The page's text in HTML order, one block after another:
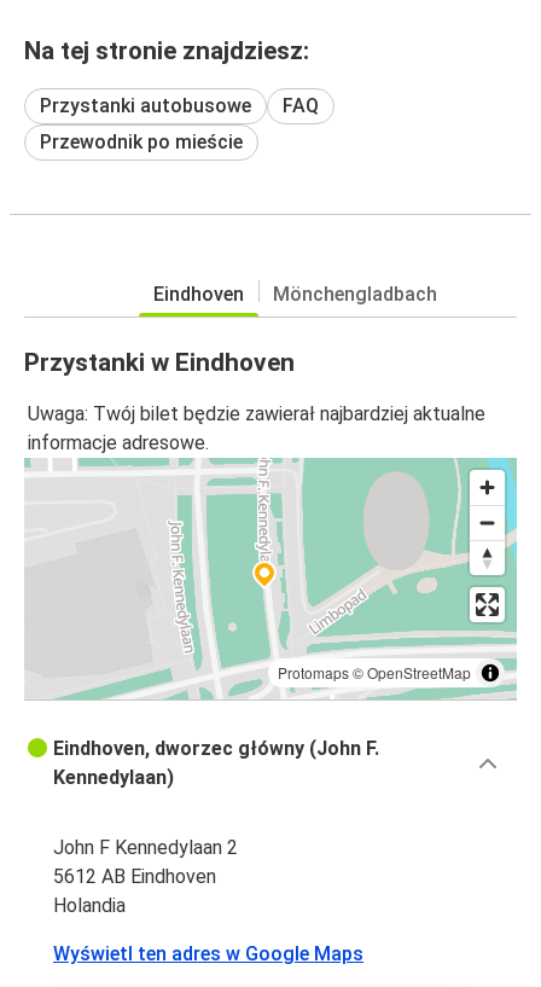
Na tej stronie znajdziesz:
Przystanki autobusowe
FAQ
Przewodnik po mieście
Eindhoven Mönchengladbach
Przystanki w Eindhoven
Uwaga: Twój bilet będzie zawierał najbardziej aktualne
informacje adresowe.
Protomaps©OpenStreetMap
Eindhoven, dworzec główny (John F.
Kennedylaan)
John F Kennedylaan 2
5612 AB Eindhoven
Holandia
Wyświetl ten adres w Google Maps